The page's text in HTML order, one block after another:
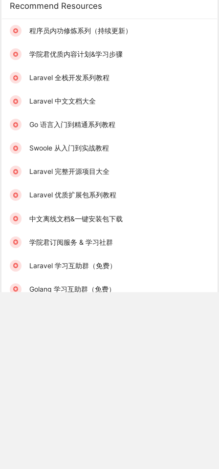
Recommend Resources
程序员内功修炼系列（持续更新）
学院君优质内容计划&学习步骤
Laravel 全栈开发系列教程
Laravel 中文文档大全
Go 语言入门到精通系列教程
Swoole 从入门到实战教程
Laravel 完整开源项目大全
Laravel 优质扩展包系列教程
中文离线文档&一键安装包下载
学院君订阅服务 & 学习社群
Laravel 学习互助群（免费）
Golang 学习互助群（免费）